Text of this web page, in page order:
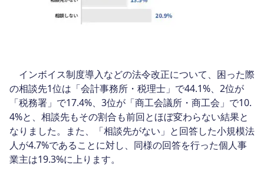
インボイス制度導入などの法令改正について、困った際
の相談先1位は「会計事務所・税理士」で44.1%、2位が
「税務署」で17.4%、3位が「商工会議所・商工会」で10.
4%と、相談先もその割合も前回とほぼ変わらない結果と
なりました。また、「相談先がない」と回答した小規模法
人が4.7%であることに対し、同様の回答を行った個人事
業主は19.3%に上ります。